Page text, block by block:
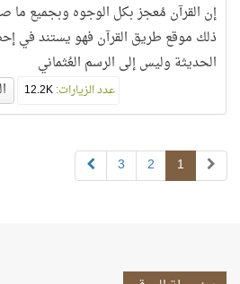
إن القرآن مُعجز بكل الوجوه وبجميع ما
ذلك موقع طريق القرآن فهو يستند في
الحديثة وليس إلى الرسم العُثماني
عدد الزيارات:12.2K
1
2
3